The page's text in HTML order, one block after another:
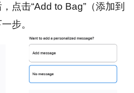
点击“Add to Bag”（添加到
步。